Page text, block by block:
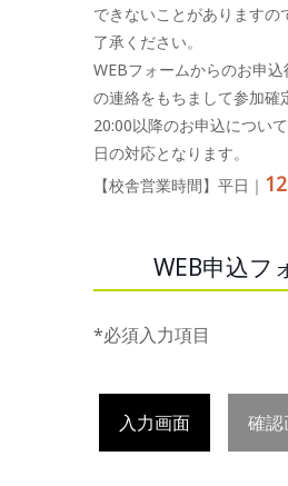
できないことがありますの
了承ください。
WEBフォームからのお申
の連絡をもちまして参加確
20:00以降のお申込につい
日の対応となります。
【校舎営業時間】平日｜
WEB申込フ
*必須入力項目
入力画面 確認